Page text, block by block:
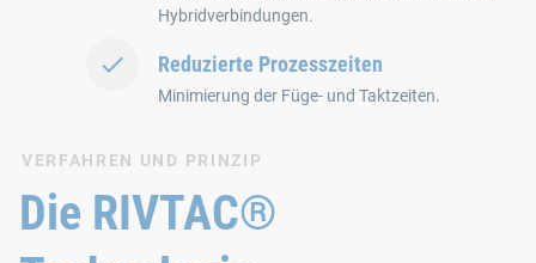
Hybridverbindungen.
Reduzierte Prozesszeiten
Minimierung der Füge‑ und Taktzeiten.
VERFAHREN UND PRINZIP
Die RIVTAC®